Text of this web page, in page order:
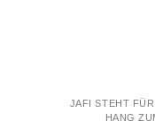
JAFI STEHT
HANG